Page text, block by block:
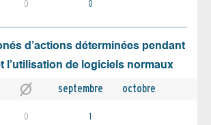
0 0
d’actions déterminées pendant
l’utilisation de logiciels normaux
septembre octobre
0 1